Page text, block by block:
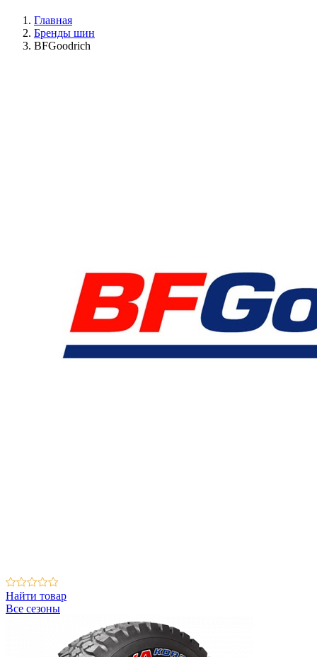
Главная
Бренды шин
BFGoodrich
Найти товар
Все сезоны